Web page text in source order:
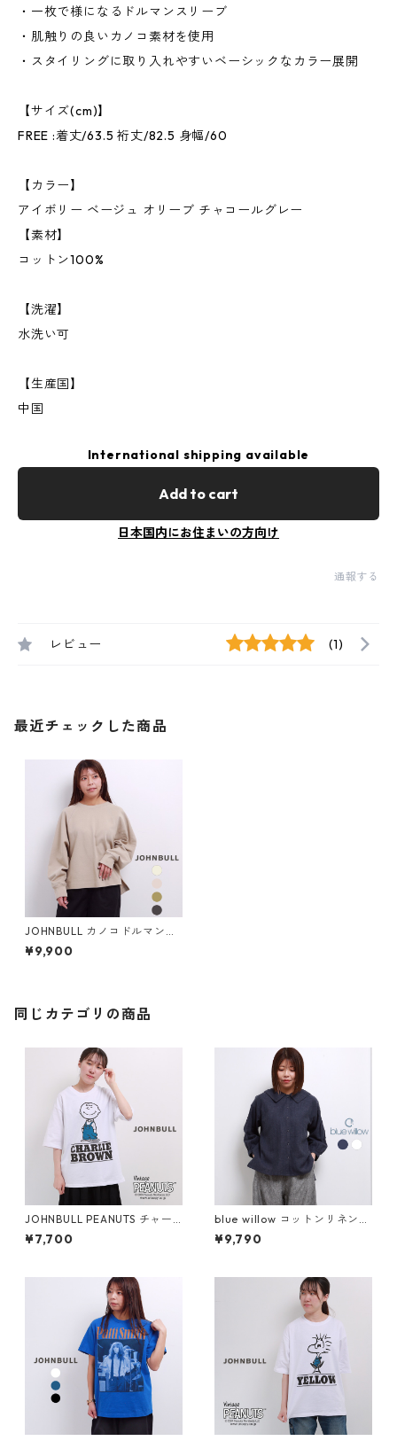
・一枚で様になるドルマンスリーブ
・肌触りの良いカノコ素材を使用
・スタイリングに取り入れやすいベーシックなカラー展開
【サイズ(cm)】
FREE :着丈/63.5 裄丈/82.5 身幅/60
【カラー】
アイボリー ベージュ オリーブ チャコールグレー
【素材】
コットン100%
【洗濯】
水洗い可
【生産国】
中国
International shipping available
Add to cart
日本国内にお住まいの方向け
通報する
レビュー (1)
最近チェックした商品
JOHNBULL カノコドルマンプ
ルオーバー レディース ジョン
ブル JL243C09 かわいい 長
¥9,900
同じカテゴリの商品
JOHNBULL PEANUTS チャー
リーブラウン プリントTシャツ
レディース メンズ ジョンブル
¥7,700
blue willow コットンリネンセ
ーラーカラーブラウス レディ
ース ブルーウィロー 01ESP11
¥9,790